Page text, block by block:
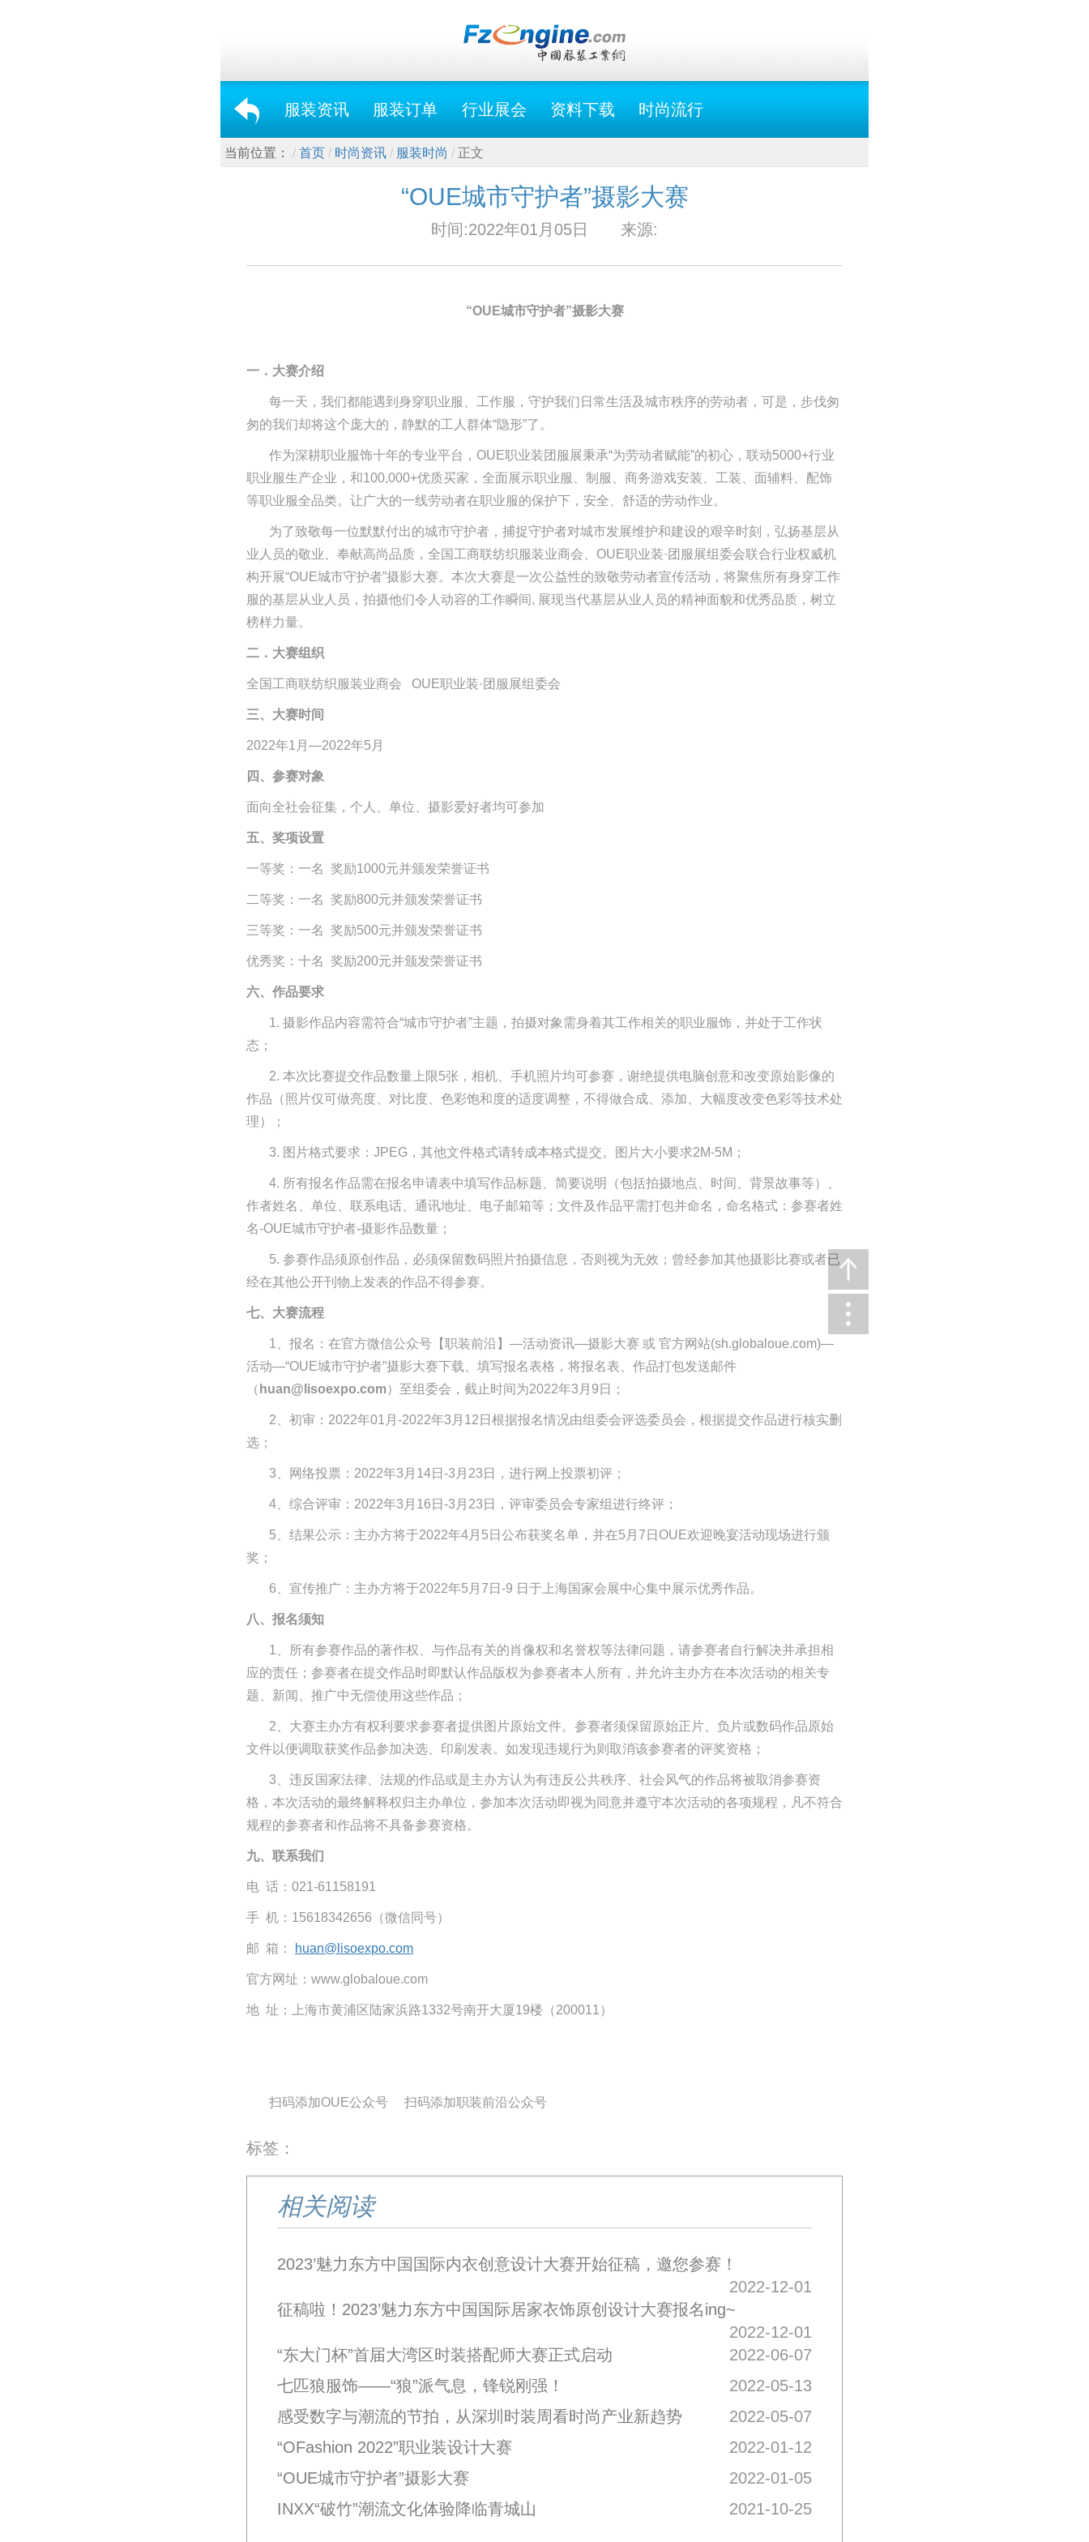
服装资讯 服装订单 行业展会 资料下载 时尚流行
当前位置： 首页 时尚资讯 服装时尚 正文
“OUE城市守护者”摄影大赛
时间:2022年01月05日 来源:
“OUE城市守护者”摄影大赛
一．大赛介绍
每一天，我们都能遇到身穿职业服、工作服，守护我们日常生活及城市秩序的劳动者，可是，步伐匆
匆的我们却将这个庞大的，静默的工人群体“隐形”了。
作为深耕职业服饰十年的专业平台， OUE职业装团服展秉承“为劳动者赋能”的初心，联动5000+行业
职业服生产企业，和100,000+优质买家，全面展示职业服、制服、商务游戏安装、工装、面辅料、配饰
等职业服全品类。让广大的一线劳动者在职业服的保护下，安全、舒适的劳动作业。
为了致敬每一位默默付出的城市守护者，捕捉守护者对城市发展维护和建设的艰辛时刻，弘扬基层从
业人员的敬业、奉献高尚品质， 全国工商联纺织服装业商会、 OUE职业装·团服展组委会联合行业权威机
构开展“OUE城市守护者”摄影大赛。本次大赛是一次公益性的致敬劳动者宣传活动，将聚焦所有身穿工作
服的基层从业人员，拍摄他们令人动容的工作瞬间 , 展现当代基层从业人员的精神面貌和优秀品质，树立
榜样力量。
二．大赛组织
全国工商联纺织服装业商会 OUE职业装·团服展组委会
三、大赛时间
2022年1 月 —2022年5月
四、参赛对象
面向全社会征集，个人、单位、摄影爱好者均可参加
五、奖项设置
一等奖 ：一名 奖励1000元并颁发荣誉证书
二等奖 ：一名 奖励800元并颁发荣誉证书
三等奖 ：一名 奖励500元并颁发荣誉证书
优秀奖 ：十名 奖励200元并颁发荣誉证书
六、作品要求
1. 摄影作品内容需符合“城市守护者”主题，拍摄对象需身着其工作相关的职业服饰，并处于工作状
态；
2. 本次比赛提交作品数量上限5张，相机、手机照片均可参赛，谢绝提供电脑创意和改变原始影像的
作品（照片仅可做亮度、对比度、色彩饱和度的适度调整，不得做合成、添加、大幅度改变色彩等技术处
理）；
3. 图片格式要求：JPEG，其他文件格式请转成本格式提交。图片大小要求2M-5M；
4. 所有报名作品需在报名申请表中填写作品标题、简要说明（包括拍摄地点、时间、背景故事等）、
作者姓名、单位、联系电话、通讯地址、电子邮箱等；文件及作品平需打包并命名，命名格式： 参赛者姓
名-OUE城市守护者-摄影作品数量；
5. 参赛作品须原创作品，必须保留数码照片拍摄信息，否则视为无效；曾经参加其他摄影比赛或者已
经在其他公开刊物上发表的作品不得参赛。
七、大赛流程
1、报名：在官方微信公众号【职装前沿】—活动资讯—摄影大赛 或 官方网站(sh.globaloue.com)—
活动—“OUE城市守护者”摄影大赛下载、填写报名表格，将报名表、作品打包发送邮件
（ huan@lisoexpo.com）至组委会，截止时间为2022年3月9日；
2、初审：2022年01 月 -2022年3月12日根据报名情况由组委会评选委员会，根据提交作品进行核实删
选；
3、网络投票：2022年3月14日-3月23日，进行网上投票初评；
4、综合评审：2022年3月16日-3月23日，评审委员会专家组进行终评；
5、结果公示：主办方将于2022年4月5日公布获奖名单，并在5月7日OUE欢迎晚宴活动现场进行颁
奖；
6、宣传推广：主办方将于2022年5月7日-9 日于上海国家会展中心集中展示优秀作品。
八、报名须知
1、所有参赛作品的著作权、与作品有关的肖像权和名誉权等法律问题，请参赛者自行解决并承担相
应的责任；参赛者在提交作品时即默认作品版权为参赛者本人所有，并允许主办方在本次活动的相关专
题、新闻、推广中无偿使用这些作品；
2、大赛主办方有权利要求参赛者提供图片原始文件。参赛者须保留原始正片、负片或数码作品原始
文件以便调取获奖作品参加决选、印刷发表。如发现违规行为则取消该参赛者的评奖资格；
3、违反国家法律、法规的作品或是主办方认为有违反公共秩序、社会风气的作品将被取消参赛资
格，本次活动的最终解释权归主办单位，参加本次活动即视为同意并遵守本次活动的各项规程，凡不符合
规程的参赛者和作品将不具备参赛资格。
九、联系我们
电 话：021-61158191
手 机：15618342656（微信同号）
邮 箱： huan@lisoexpo.com
官方网址： www.globaloue.com
地 址：上海市黄浦区陆家浜路1332号南开大厦19楼（200011）
扫码添加OUE公众号 扫码添加职装前沿公众号
标签：
相关阅读
2023’魅力东方中国国际内衣创意设计大赛开始征稿，邀您参赛！
2022-12-01
征稿啦！2023’魅力东方中国国际居家衣饰原创设计大赛报名ing~
2022-12-01
“东大门杯”首届大湾区时装搭配师大赛正式启动
2022-06-07
七匹狼服饰——“狼”派气息，锋锐刚强！
2022-05-13
感受数字与潮流的节拍，从深圳时装周看时尚产业新趋势
2022-05-07
“OFashion 2022”职业装设计大赛
2022-01-12
“OUE城市守护者”摄影大赛
2022-01-05
INXX“破竹”潮流文化体验降临青城山
2021-10-25